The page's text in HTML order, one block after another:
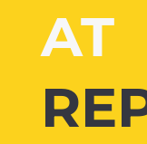
AT